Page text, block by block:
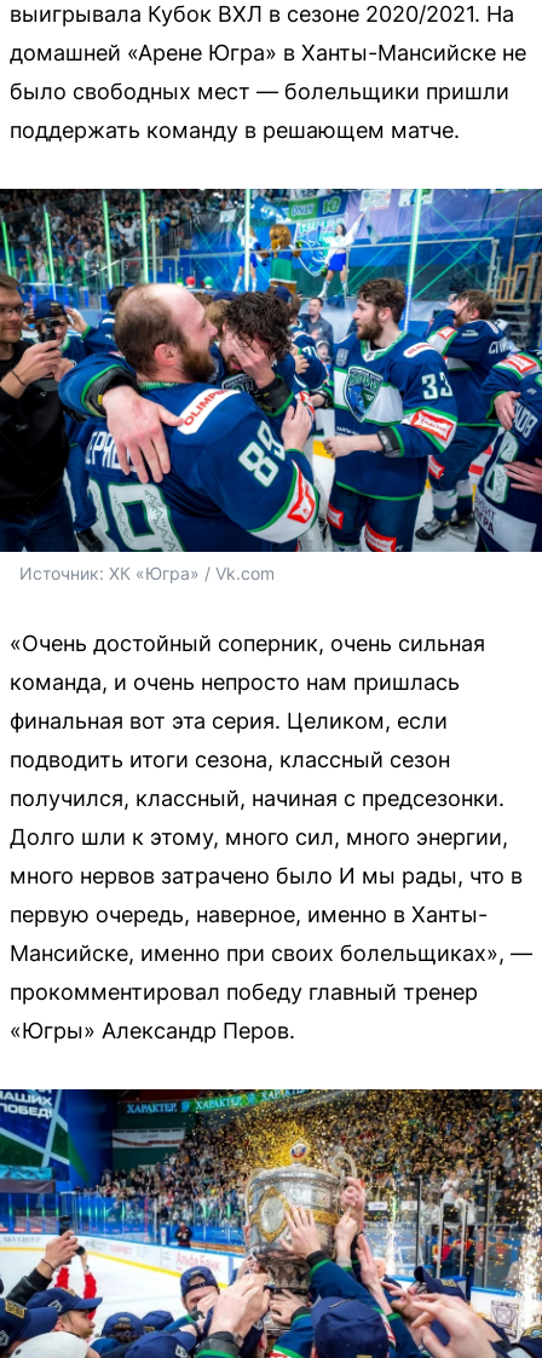
выигрывала Кубок ВХЛ в сезоне 2020/2021. На
домашней «Арене Югра» в Ханты-Мансийске не
было свободных мест — болельщики пришли
поддержать команду в решающем матче.
Источник: ХК «Югра» / Vk.com
«Очень достойный соперник, очень сильная
команда, и очень непросто нам пришлась
финальная вот эта серия. Целиком, если
подводить итоги сезона, классный сезон
получился, классный, начиная с предсезонки.
Долго шли к этому, много сил, много энергии,
много нервов затрачено было И мы рады, что в
первую очередь, наверное, именно в Ханты-
Мансийске, именно при своих болельщиках», —
прокомментировал победу главный тренер
«Югры» Александр Перов.